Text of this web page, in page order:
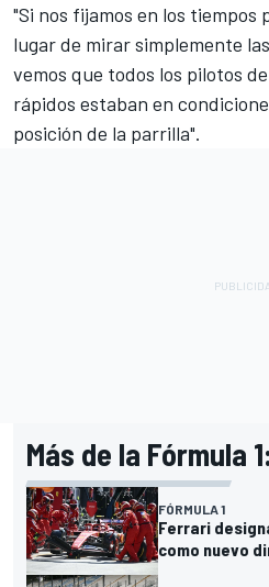
"Si nos fijamos en los tiempos
lugar de mirar simplemente
vemos que todos los pilotos
rápidos estaban en
posición de la parrilla".
Más de la Fórmula 1:
FÓRMULA 1
Ferrari
como nuevo